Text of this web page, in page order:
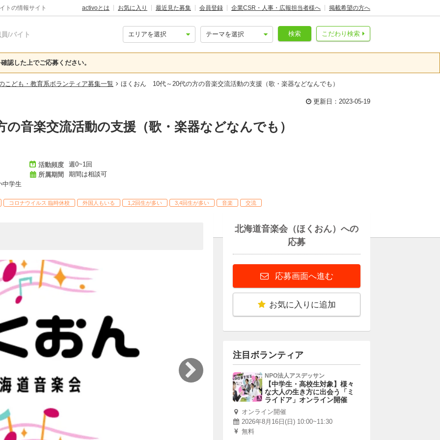
トの情報サイト activoとは お気に入り 最近見た募集 会員登録 企業CSR・人事・広報担当者様へ 掲載希望の方へ
/バイト こだわり検索
検索
認した上でご応募ください。
こども・教育系ボランティア募集一覧 ほくおん 10代～20代の方の音楽交流活動の支援（歌・楽器などなんでも）
更新日：2023-05-19
音楽交流活動の支援（歌・楽器などなんでも）
中学生
活動頻度
週0~1回
所属期間
期間は相談可
コロナウイルス 臨時休校 外国人もいる 1,2回生が多い 3,4回生が多い 音楽 交流
北海道音楽会（ほくおん）への
応募
応募画面へ進む
お気に入りに追加
注目ボランティア
NPO法人アスデッサン
【中学生・高校生対象】様々
な大人の生き方に出会う「ミ
ライドア」オンライン開催
オンライン開催
2026年8月16日(日) 10:00~11:30
無料